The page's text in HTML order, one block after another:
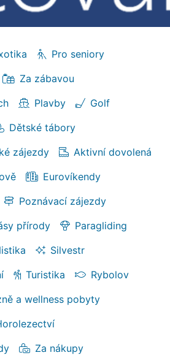
Pro seniory
Za zábavou
Plavby
Golf
Dětské tábory
zájezdy
Aktivní dovolená
Eurovíkendy
Poznávací zájezdy
přírody
Paragliding
Silvestr
Turistika
Rybolov
a wellness pobyty
Za nákupy